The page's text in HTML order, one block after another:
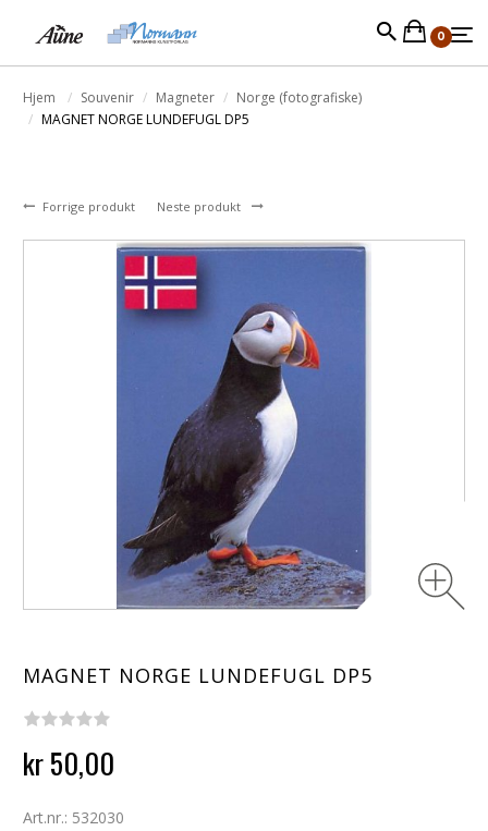
0
Hjem Souvenir Magneter
Norge (fotografiske)
MAGNET NORGE LUNDEFUGL DP5
Forrige produkt Neste produkt
MAGNET NORGE LUNDEFUGL DP5
kr 50,00
Art.nr.: 532030